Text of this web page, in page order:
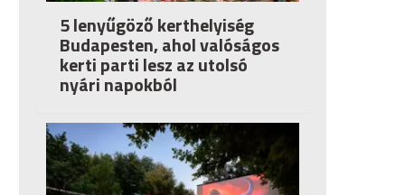
5 lenyűgöző kerthelyiség
Budapesten, ahol valóságos
kerti parti lesz az utolsó
nyári napokból